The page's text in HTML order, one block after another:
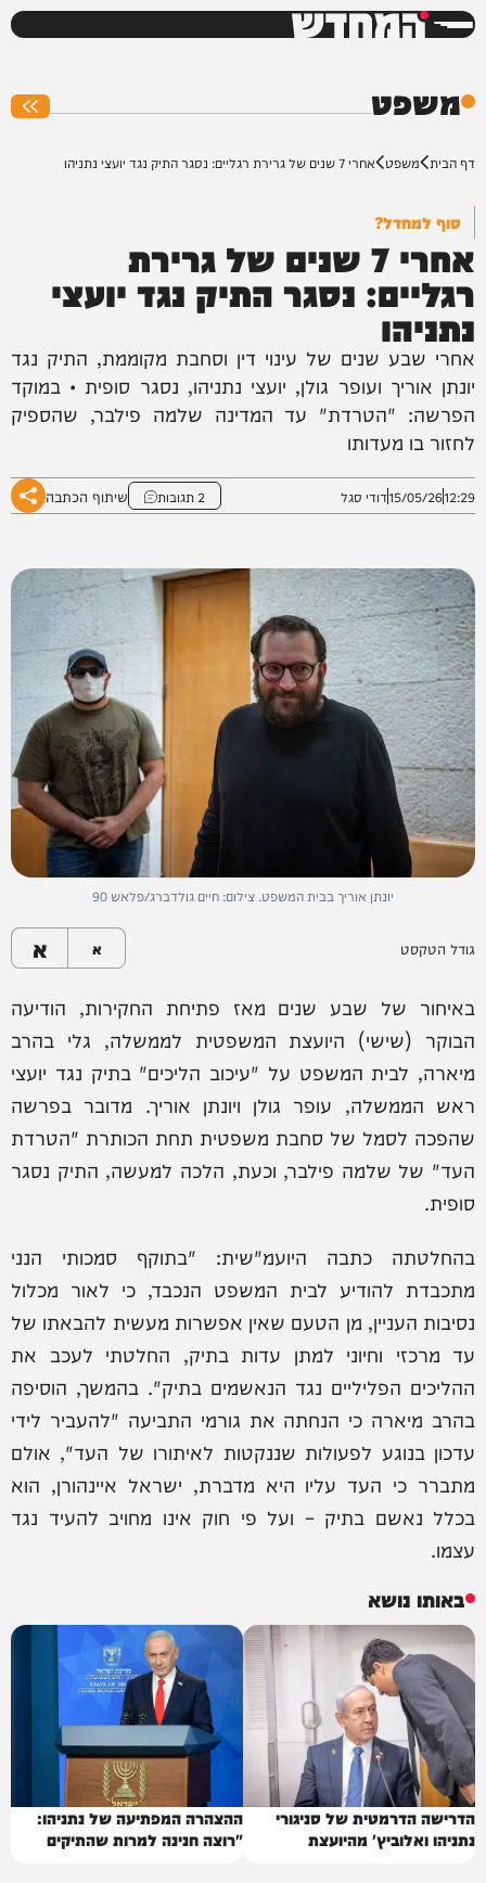
המחדש
משפט
דף הבית משפט אחרי 7 שנים של גרירת רגליים: נסגר התיק נגד יועצי נתניהו
סוף למחדל?
אחרי 7 שנים של גרירת
רגליים: נסגר התיק נגד יועצי
נתניהו
אחרי שבע שנים של עינוי דין וסחבת מקוממת, התיק נגד
יונתן אוריך ועופר גולן, יועצי נתניהו, נסגר סופית • במוקד
הפרשה: "הטרדת" עד המדינה שלמה פילבר, שהספיק
לחזור בו מעדותו
12:29
15/05/26דודי סגל 2 תגובות שיתוף הכתבה
יונתן אוריך בבית המשפט. צילום: חיים גולדברג/פלאש 90
גודל הטקסט א א
באיחור של שבע שנים מאז פתיחת החקירות, הודיעה
הבוקר (שישי) היועצת המשפטית לממשלה, גלי בהרב
מיארה, לבית המשפט על "עיכוב הליכים" בתיק נגד יועצי
ראש הממשלה, עופר גולן ויונתן אוריך. מדובר בפרשה
שהפכה לסמל של סחבת משפטית תחת הכותרת "הטרדת
העד" של שלמה פילבר, וכעת, הלכה למעשה, התיק נסגר
סופית.
בהחלטתה כתבה היועמ"שית: "בתוקף סמכותי הנני
מתכבדת להודיע לבית המשפט הנכבד, כי לאור מכלול
נסיבות העניין, מן הטעם שאין אפשרות מעשית להבאתו של
עד מרכזי וחיוני למתן עדות בתיק, החלטתי לעכב את
ההליכים הפליליים נגד הנאשמים בתיק". בהמשך, הוסיפה
בהרב מיארה כי הנחתה את גורמי התביעה "להעביר לידי
עדכון בנוגע לפעולות שננקטות לאיתורו של העד", אולם
מתברר כי העד עליו היא מדברת, ישראל איינהורן, הוא
בכלל נאשם בתיק – ועל פי חוק אינו מחויב להעיד נגד
עצמו.
באותו נושא
הדרישה הדרמטית של סניגורי
נתניהו ואלוביץ' מהיועצת
ההצהרה המפתיעה של נתניהו:
"רוצה חנינה למרות שהתיקים